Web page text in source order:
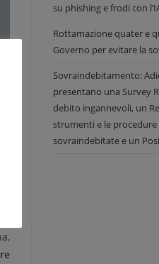
su phishing e frodi con
Rottamazione quater e
Governo per evitare la
Sovraindebitamento:
presentano una Survey
debito ingannevoli, un
strumenti e le procedure
sovraindebitate e un